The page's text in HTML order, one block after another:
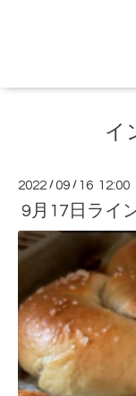
イ
2022 /09 / 16 12:00
9月17日ライ